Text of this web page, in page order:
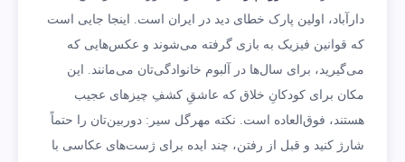
دارآباد، اولین پارک خطای دید در ایران است. اینجا جایی است
که قوانین فیزیک به بازی گرفته می‌شوند و عکس‌هایی که
می‌گیرید، برای سال‌ها در آلبوم خانوادگی‌تان می‌مانند. این
مکان برای کودکانِ خلاق که عاشقِ کشفِ چیزهای عجیب
هستند، فوق‌العاده است. نکته مهرگل سیر: دوربین‌تان را حتماً
شارژ کنید و قبل از رفتن، چند ایده برای ژست‌های عکاسی با